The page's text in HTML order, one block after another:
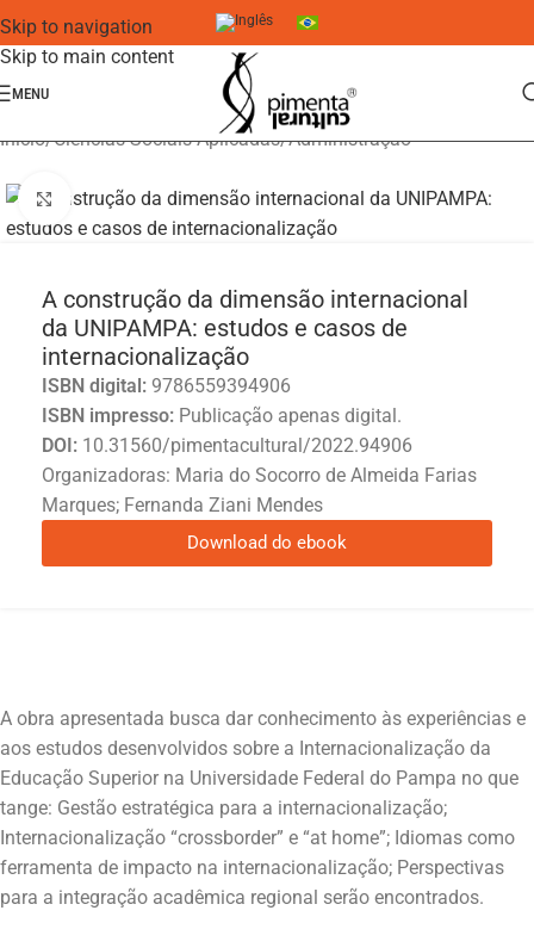
Skip to navigation
Skip to main content
MENU
Início/Ciências Sociais Aplicadas/Administração
Click to enlarge
A construção da dimensão internacional
da UNIPAMPA: estudos e casos de
internacionalização
ISBN digital: 9786559394906
ISBN impresso: Publicação apenas digital.
DOI: 10.31560/pimentacultural/2022.94906
Organizadoras: Maria do Socorro de Almeida Farias
Marques; Fernanda Ziani Mendes
Download do ebook
A obra apresentada busca dar conhecimento às experiências e
aos estudos desenvolvidos sobre a Internacionalização da
Educação Superior na Universidade Federal do Pampa no que
tange: Gestão estratégica para a internacionalização;
Internacionalização “crossborder” e “at home”; Idiomas como
ferramenta de impacto na internacionalização; Perspectivas